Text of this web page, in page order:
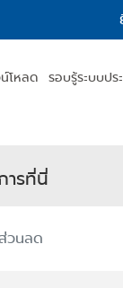
โหลด รอบรู้ระบบปร
รที่นี่
วนลด